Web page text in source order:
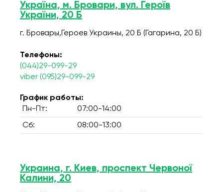
Україна, м. Бровари, вул. Героїв
України, 20 Б
г. Бровары,Героев Украины, 20 Б (Гагарина, 20 Б)
Телефоны:
(044)29-099-29
viber (095)29-099-29
График работы:
Пн-Пт:
07:00-14:00
Сб: 08:00-13:00
Украина, г. Киев, проспект Червоної
Калини, 20